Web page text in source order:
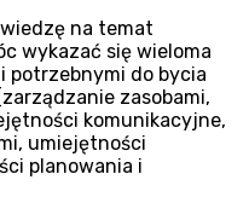
na temat
wykazać się wieloma
potrzebnymi do bycia
zasobami,
komunikacyjne,
umiejętności
planowania i